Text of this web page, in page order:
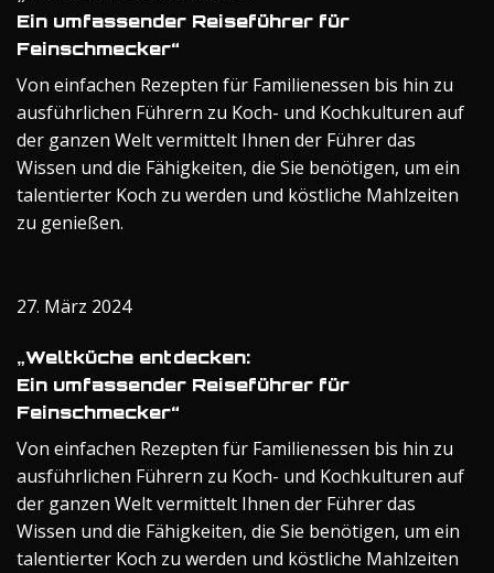
Ein umfassender Reiseführer für
Feinschmecker“
Von einfachen Rezepten für Familienessen bis hin zu
ausführlichen Führern zu Koch- und Kochkulturen auf
der ganzen Welt vermittelt Ihnen der Führer das
Wissen und die Fähigkeiten, die Sie benötigen, um ein
talentierter Koch zu werden und köstliche Mahlzeiten
zu genießen.
27. März 2024
„Weltküche entdecken:
Ein umfassender Reiseführer für
Feinschmecker“
Von einfachen Rezepten für Familienessen bis hin zu
ausführlichen Führern zu Koch- und Kochkulturen auf
der ganzen Welt vermittelt Ihnen der Führer das
Wissen und die Fähigkeiten, die Sie benötigen, um ein
talentierter Koch zu werden und köstliche Mahlzeiten